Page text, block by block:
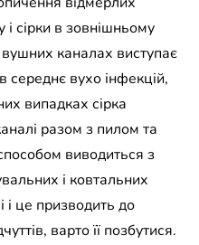
і сірки в зовнішньому
каналах виступає
середнє вухо інфекцій,
випадках сірка
разом з пилом та
виводиться з
і ковтальних
і це призводить до
варто її позбутися.